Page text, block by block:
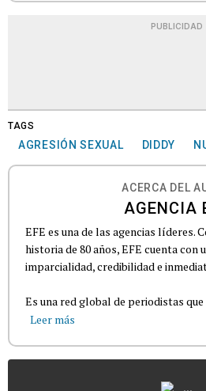
PUBLICIDAD
TAGS
AGRESIÓN SEXUAL DIDDY
ACERCA DEL
AGENCIA
EFE es una de las agencias líderes.
historia de 80 años, EFE cuenta con
imparcialidad, credibilidad e
Es una red global de periodistas que
Leer más
...